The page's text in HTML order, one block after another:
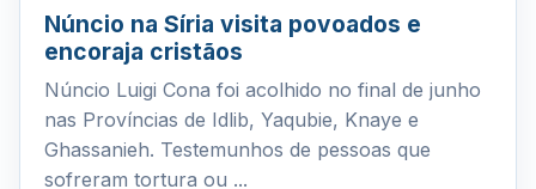
Núncio na Síria visita povoados e
encoraja cristãos
Núncio Luigi Cona foi acolhido no final de junho
nas Províncias de Idlib, Yaqubie, Knaye e
Ghassanieh. Testemunhos de pessoas que
sofreram tortura ou ...